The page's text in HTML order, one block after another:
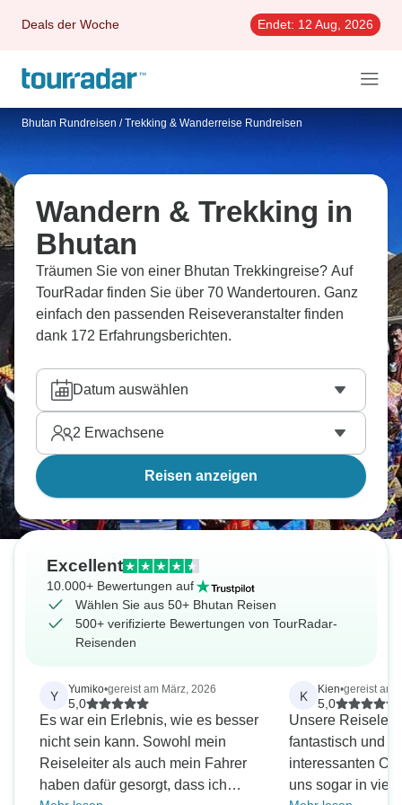
Deals der Woche Endet: 12 Aug, 2026
Bhutan Rundreisen / Trekking & Wanderreise Rundreisen
Wandern & Trekking in
Bhutan
Träumen Sie von einer Bhutan Trekkingreise? Auf
TourRadar finden Sie über 70 Wandertouren. Ganz
einfach den passenden Reiseveranstalter finden
dank 172 Erfahrungsberichten.
Datum auswählen
2 Erwachsene
Reisen anzeigen
Excellent
10.000+ Bewertungen auf
Wählen Sie aus 50+ Bhutan Reisen
500+ verifizierte Bewertungen von TourRadar-
Reisenden
Y Yumiko•gereist am März, 2026
5,0
Es war ein Erlebnis, wie es besser
nicht sein kann. Sowohl mein
Reiseleiter als auch mein Fahrer
haben dafür gesorgt, dass ich
K Kien•gereist am
5,0
Unsere
fantastisch und
interessanten
uns sogar in